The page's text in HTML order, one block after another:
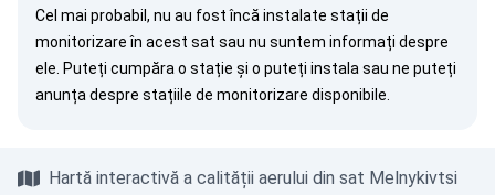
Cel mai probabil, nu au fost încă instalate stații de
monitorizare în acest sat sau nu suntem informați despre
ele. Puteți cumpăra o stație și o puteți instala sau ne puteți
anunța despre stațiile de monitorizare disponibile.
Hartă interactivă a calității aerului din sat Melnykivtsi